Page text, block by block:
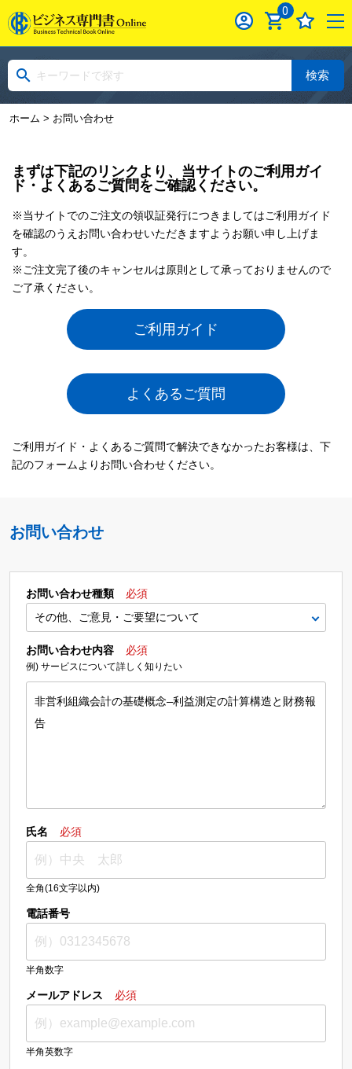
0
検索
ホーム > お問い合わせ
まずは下記のリンクより、当サイトのご利用ガイ
ド・よくあるご質問をご確認ください。
※当サイトでのご注文の領収証発行につきましてはご利用ガイド
を確認のうえお問い合わせいただきますようお願い申し上げま
す。
※ご注文完了後のキャンセルは原則として承っておりませんので
ご了承ください。
ご利用ガイド
よくあるご質問
ご利用ガイド・よくあるご質問で解決できなかったお客様は、下
記のフォームよりお問い合わせください。
お問い合わせ
お問い合わせ種類 必須
お問い合わせ内容 必須
例) サービスについて詳しく知りたい
氏名 必須
全角(16文字以内)
電話番号
半角数字
メールアドレス 必須
半角英数字